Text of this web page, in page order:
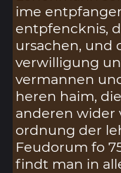
ime
entpfencknis,
ursachen, und
verwilligung
vermannen
heren haim,
anderen wider
ordnung der
Feudorum fo
findt man in